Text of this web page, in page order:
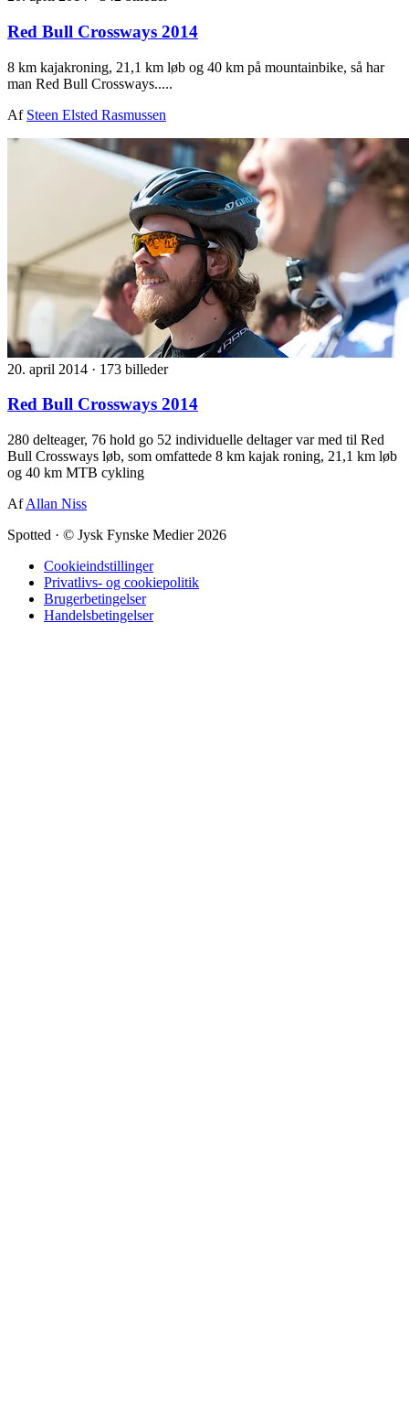
Red Bull Crossways 2014
8 km kajakroning, 21,1 km løb og 40 km på mountainbike, så har
man Red Bull Crossways.....
Af Steen Elsted Rasmussen
20. april 2014 · 173 billeder
Red Bull Crossways 2014
280 delteager, 76 hold go 52 individuelle deltager var med til Red
Bull Crossways løb, som omfattede 8 km kajak roning, 21,1 km løb
og 40 km MTB cykling
AfAllan Niss
Spotted · © Jysk Fynske Medier 2026
Cookieindstillinger
Privatlivs- og cookiepolitik
Brugerbetingelser
Handelsbetingelser